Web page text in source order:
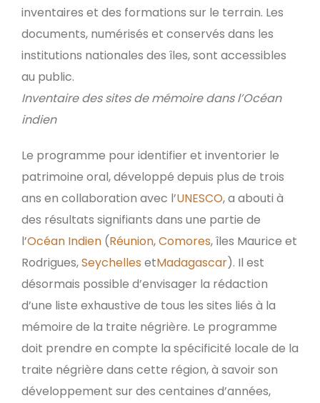
inventaires et des formations sur le terrain. Les
documents, numérisés et conservés dans les
institutions nationales des îles, sont accessibles
au public.
Inventaire des sites de mémoire dans l’Océan
indien
Le programme pour identifier et inventorier le
patrimoine oral, développé depuis plus de trois
ans en collaboration avec l’UNESCO, a abouti à
des résultats signifiants dans une partie de
l’Océan Indien (Réunion,Comores, îles Maurice et
Rodrigues,Seychelles etMadagascar). Il est
désormais possible d’envisager la rédaction
d’une liste exhaustive de tous les sites liés à la
mémoire de la traite négrière. Le programme
doit prendre en compte la spécificité locale de la
traite négrière dans cette région, à savoir son
développement sur des centaines d’années,